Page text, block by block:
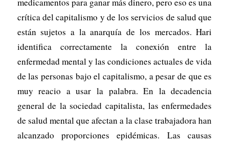
crítica del capitalismo y de los servicios de salud que
están sujetos a la anarquía de los mercados. Hari
identifica correctamente la conexión entre la
enfermedad mental y las condiciones actuales de vida
de las personas bajo el capitalismo, a pesar de que es
muy reacio a usar la palabra. En la decadencia
general de la sociedad capitalista, las enfermedades
de salud mental que afectan a la clase trabajadora han
alcanzado proporciones epidémicas. Las causas